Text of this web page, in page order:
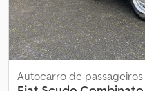
racha !!!!! Test-drive/inspeção
POR CONTA DO CLIENTE !!!!
Autocarro de passageiros